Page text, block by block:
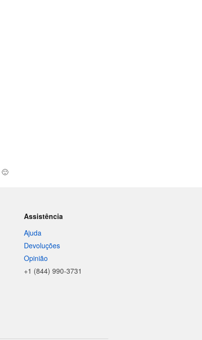
🙂
Assistência
Ajuda
Devoluções
Opinião
+1 (844) 990-3731